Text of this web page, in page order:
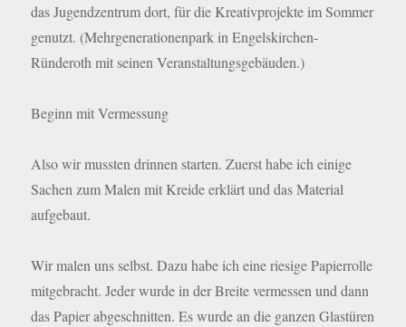
das Jugendzentrum dort, für die Kreativprojekte im Sommer
genutzt. (Mehrgenerationenpark in Engelskirchen-
Ründeroth mit seinen Veranstaltungsgebäuden.)
Beginn mit Vermessung
Also wir mussten drinnen starten. Zuerst habe ich einige
Sachen zum Malen mit Kreide erklärt und das Material
aufgebaut.
Wir malen uns selbst. Dazu habe ich eine riesige Papierrolle
mitgebracht. Jeder wurde in der Breite vermessen und dann
das Papier abgeschnitten. Es wurde an die ganzen Glastüren